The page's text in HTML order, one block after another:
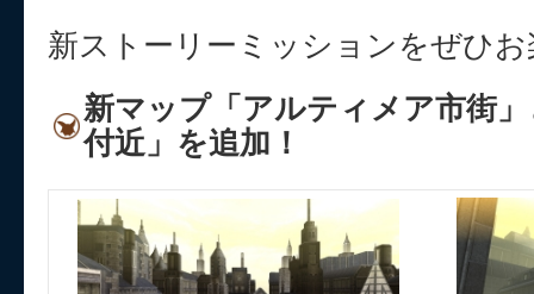
新ストーリーミッションをぜひ
新マップ「アルティメア市街
付近」を追加！